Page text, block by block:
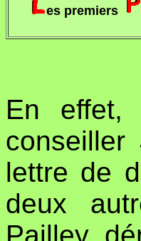
es premiers
En
lettre de
deux